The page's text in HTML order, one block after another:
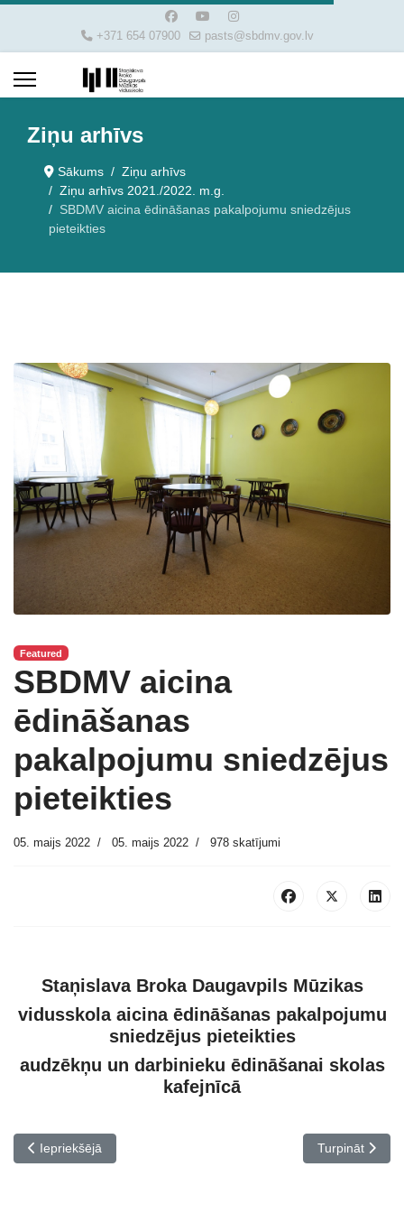
+371 654 07900 pasts@sbdmv.gov.lv
Ziņu arhīvs
Sākums
Ziņu arhīvs
Ziņu arhīvs 2021./2022. m.g.
SBDMV aicina ēdināšanas pakalpojumu sniedzējus
pieteikties
Featured
SBDMV aicina
ēdināšanas
pakalpojumu sniedzējus
pieteikties
05. maijs 2022 05. maijs 2022 978 skatījumi
Staņislava Broka Daugavpils Mūzikas
vidusskola aicina ēdināšanas pakalpojumu
sniedzējus pieteikties
audzēkņu un darbinieku ēdināšanai skolas
kafejnīcā
Iepriekšējais raksts: Latgales reģiona akordeonistu seminārs
Iepriekšējā Nākamais
Turpināt